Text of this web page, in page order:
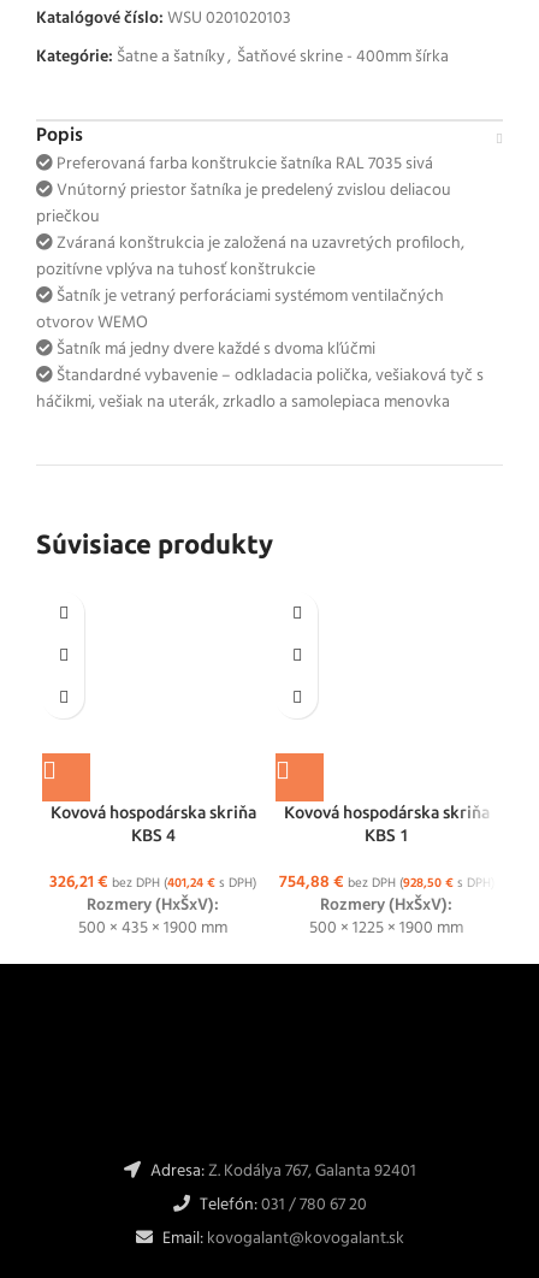
Katalógové číslo:WSU 0201020103
Kategórie: Šatne a šatníky, Šatňové skrine - 400mm šírka
Popis
Preferovaná farba konštrukcie šatníka RAL 7035 sivá
Vnútorný priestor šatníka je predelený zvislou deliacou
priečkou
Zváraná konštrukcia je založená na uzavretých profiloch,
pozitívne vplýva na tuhosť konštrukcie
Šatník je vetraný perforáciami systémom ventilačných
otvorov WEMO
Šatník má jedny dvere každé s dvoma kľúčmi
Štandardné vybavenie – odkladacia polička, vešiaková tyč s
háčikmi, vešiak na uterák, zrkadlo a samolepiaca menovka
Súvisiace produkty
Kovová hospodárska skriňa
KBS 4
326,21€ bez DPH (401,24€s DPH)
Rozmery (HxŠxV):
500 × 435 × 1900 mm
Kovová hospodárska skriňa
KBS 1
754,88€ bez DPH (928,50€s DPH)
Rozmery (HxŠxV):
500 × 1225 × 1900 mm
Adresa:Z. Kodálya 767, Galanta 92401
Telefón:031 / 780 67 20
Email:kovogalant@kovogalant.sk